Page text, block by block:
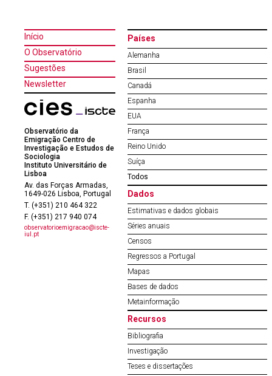
Início
O Observatório
Sugestões
Newsletter
Observatório da
Emigração Centro de
Investigação e Estudos de
Sociologia
Instituto Universitário de
Lisboa
Av. das Forças Armadas,
1649-026 Lisboa, Portugal
T. (+351) 210 464 322
F. (+351) 217 940 074
observatorioemigracao@iscte-
iul.pt
Países
Alemanha
Brasil
Canadá
Espanha
EUA
França
Reino Unido
Suíça
Todos
Dados
Estimativas e dados globais
Séries anuais
Censos
Regressos a Portugal
Mapas
Bases de dados
Metainformação
Recursos
Bibliografia
Investigação
Teses e dissertações